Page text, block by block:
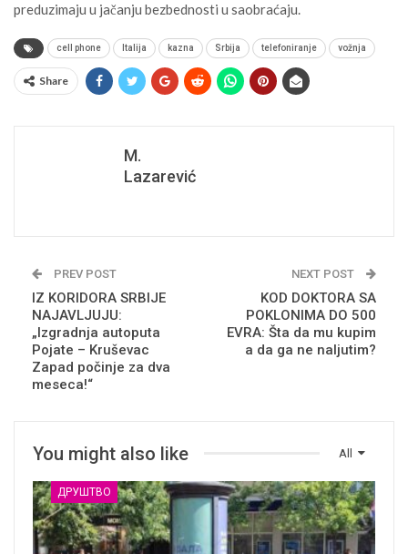
preduzimaju u jačanju bezbednosti u saobraćaju.
cell phone Italija kazna Srbija telefoniranje vožnja
Share
M.
Lazarević
PREV POST
IZ KORIDORA SRBIJE
NAJAVLJUJU:
„Izgradnja autoputa
Pojate – Kruševac
Zapad počinje za dva
meseca!“
NEXT POST
KOD DOKTORA SA
POKLONIMA DO 500
EVRA: Šta da mu kupim
a da ga ne naljutim?
All
You might also like
ДРУШТВО